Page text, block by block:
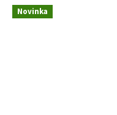
Novinka